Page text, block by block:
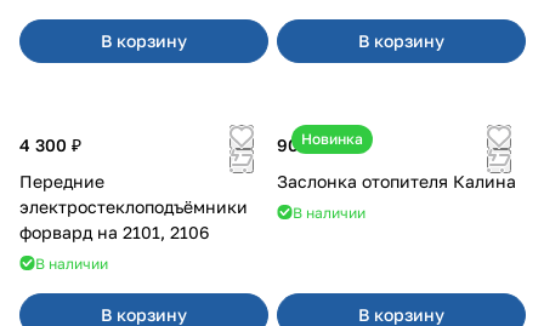
В корзину В корзину
4 300 ₽
Передние
электростеклоподъёмники
форвард на 2101, 2106
В наличии
В корзину
Новинка
900 ₽
Заслонка отопителя Калина
В наличии
В корзину